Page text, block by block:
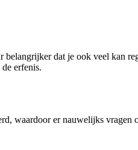
dat je ook veel kan
erfenis.
waardoor er nauwelijks